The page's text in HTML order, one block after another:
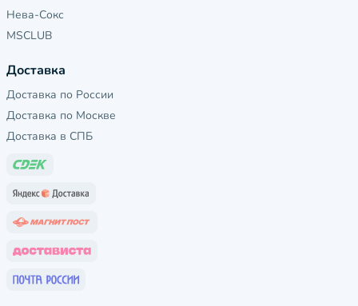
Нева-Сокс
MSCLUB
Доставка
Доставка по России
Доставка по Москве
Доставка в СПБ